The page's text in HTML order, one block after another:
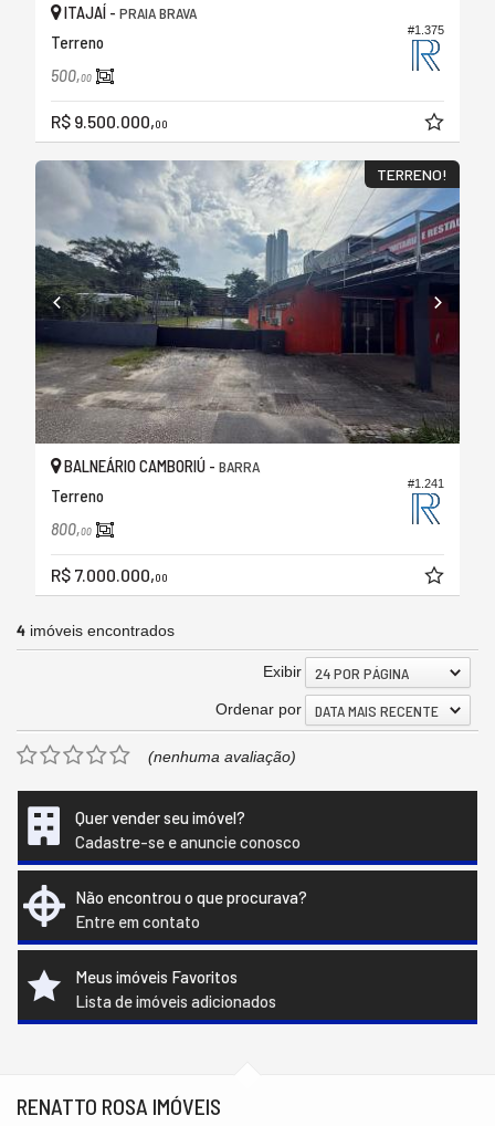
#1.375
ITAJAÍ - PRAIA BRAVA
Terreno
500,00
R$ 9.500.000,00
TERRENO!
#1.241
BALNEÁRIO CAMBORIÚ - BARRA
Terreno
800,00
R$ 7.000.000,00
4 imóveis encontrados
Exibir 24 POR PÁGINA
Ordenar por DATA MAIS RECENTE
(nenhuma avaliação)
Quer vender seu imóvel?
Cadastre-se e anuncie conosco
Não encontrou o que procurava?
Entre em contato
Meus imóveis Favoritos
Lista de imóveis adicionados
RENATTO ROSA IMÓVEIS